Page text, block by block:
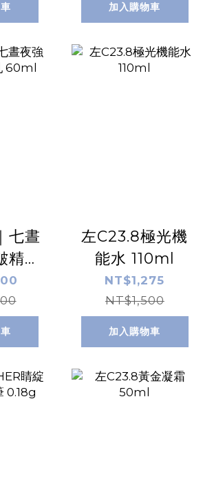
加入購物車
七晝
精華
左C23.8極光機
能水 110ml
NT$1,275
NT$1,500
加入購物車